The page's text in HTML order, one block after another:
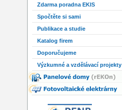
Zdarma poradna EKIS
Spočtěte si sami
Publikace a studie
Katalog firem
Doporučujeme
Výzkumné a vzdělávací projekty